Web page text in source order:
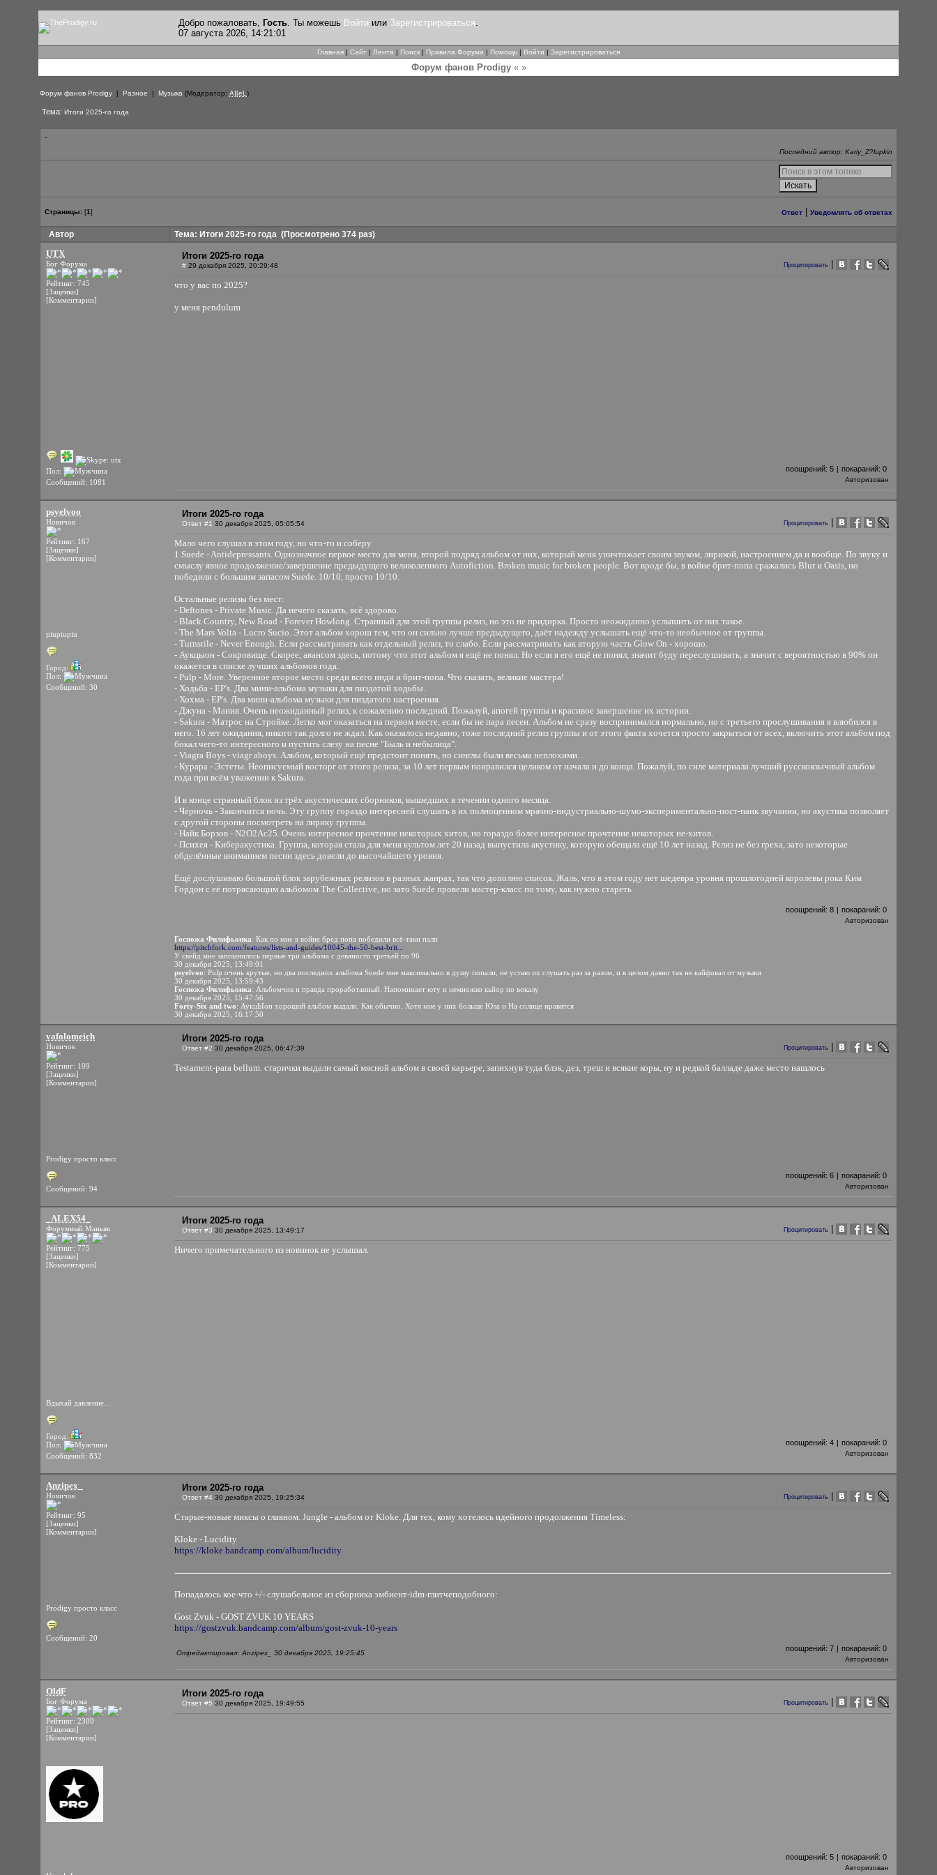
Добро пожаловать, Гость. Ты можешь Войти или Зарегистрироваться.
07 августа 2026, 14:21:01
Главная | Сайт | Лента | Поиск | Правила Форума | Помощь | Войти | Зарегистрироваться
Форум фанов Prodigy« »
Форум фанов Prodigy | Разное | Музыка (Модератор: A][eL )
Тема: Итоги 2025-го года
-
Последний автор: Kariy_Z?lupkin
Страницы: [1] Ответ Уведомлять об ответах
Автор Тема: Итоги 2025-го года (Просмотрено 374 раз)
UTX
Бог Форума
Рейтинг: 745
[Заценки]
[Комментарии]
Пол:
Сообщений: 1081
Итоги 2025-го года
# 29 декабря 2025, 20:29:48 Процитировать
что у вас по 2025?
у меня pendulum
поощрений: 5 | покараний: 0
Авторизован
psyelvoo
Новичок
Рейтинг: 167
[Заценки]
[Комментарии]
piupiupiu
Город:
Пол:
Сообщений: 30
Итоги 2025-го года
Ответ #1 30 декабря 2025, 05:05:54 Процитировать
Мало чего слушал в этом году, но что-то и соберу
1.Suede - Antidepressants. Однозначное первое место для меня, второй подряд альбом от них, который меня уничтожает своим звуком, лирикой, настроением да и вообще. По звуку и
смыслу явное продолжение/завершение предыдущего великолепного Autofiction. Broken music for broken people. Вот вроде бы, в войне брит-попа сражались Blur и Oasis, но
победили с большим запасом Suede. 10/10, просто 10/10.
Остальные релизы без мест:
- Deftones - Private Music. Да нечего сказать, всё здорово.
- Black Country, New Road - Forever Howlong. Странный для этой группы релиз, но это не придирка. Просто неожиданно услышить от них такое.
- The Mars Volta - Lucro Sucio. Этот альбом хорош тем, что он сильно лучше предыдущего, даёт надежду услышать ещё что-то необычное от группы.
- Turnstile - Never Enough. Если рассматривать как отдельный релиз, то слабо. Если рассматривать как вторую часть Glow On - хорошо.
- Аукцыон - Сокровище. Скорее, авансом здесь, потому что этот альбом я ещё не понял. Но если я его ещё не понял, значит буду переслушивать, а значит с вероятностью в 90% он
окажется в списке лучших альбомов года.
- Pulp - More. Уверенное второе место среди всего инди и брит-попа. Что сказать, великие мастера!
- Ходьба - EP's. Два мини-альбома музыки для пиздатой ходьбы.
- Хохма - EP's. Два мини-альбома музыки для пиздатого настроения.
- Джуна - Мания. Очень неожиданный релиз, к сожалению последний. Пожалуй, апогей группы и красивое завершение их истории.
- Sakura - Матрос на Стройке. Легко мог оказаться на первом месте, если бы не пара песен. Альбом не сразу воспринимался нормально, но с третьего прослушивания я влюбился в
него. 16 лет ожидания, никого так долго не ждал. Как оказалось недавно, тоже последний релиз группы и от этого факта хочется просто закрыться от всех, включить этот альбом под
бокал чего-то интересного и пустить слезу на песне "Быль и небылица".
- Viagra Boys - viagr aboys. Альбом, который ещё предстоит понять, но синглы были весьма неплохими.
- Курара - Эстеты. Неописуемый восторг от этого релиза, за 10 лет первым понравился целиком от начала и до конца. Пожалуй, по силе материала лучший русскоязычный альбом
года при всём уважении к Sakura.
И в конце странный блок из трёх акустических сборников, вышедших в течении одного месяца:
- Черночь - Закончится ночь. Эту группу гораздо интересней слушать в их полноценном мрачно-индустриально-шумо-экспериментально-пост-панк звучании, но акустика позволяет
с другой стороны посмотреть на лирику группы.
- Найк Борзов - N2O2Ac25. Очень интересное прочтение некоторых хитов, но гораздо более интересное прочтение некоторых не-хитов.
- Психея - Киберакустика. Группа, которая стала для меня культом лет 20 назад выпустила акустику, которую обещала ещё 10 лет назад. Релиз не без греха, зато некоторые
обделённые вниманием песни здесь довели до высочайшего уровня.
Ещё дослушиваю большой блок зарубежных релизов в разных жанрах, так что дополню список. Жаль, что в этом году нет шедевра уровня прошлогодней королевы рока Ким
Гордон с её потрясающим альбомом The Collective, но зато Suede провели мастер-класс по тому, как нужно стареть
поощрений: 8 | покараний: 0
Авторизован
Госпожа Филифьонка: Как по мне в войне бред попа победили всё-таки палп
https://pitchfork.com/features/lists-and-guides/10045-the-50-best-brit...
У свейд мне запомнились первые три альбома с девяносто третьей по 96
30 декабря 2025, 13:49:01
psyelvoo: Pulp очень крутые, но два последних альбома Suede мне максимально в душу попали, не устаю их слушать раз за разом, и в целом давно так не кайфовал от музыки
30 декабря 2025, 13:59:43
Госпожа Филифьонка: Альбомчик и правда проработанный. Напоминает юту и немножко кьйор по вокалу
30 декабря 2025, 15:47:56
Forty-Six and two: АукцЫон хороший альбом выдали. Как обычно. Хотя мне у них больше Юла и На солнце нравятся
30 декабря 2025, 16:17:50
vafolomeich
Новичок
Рейтинг: 109
[Заценки]
[Комментарии]
Prodigy просто класс
Сообщений: 94
Итоги 2025-го года
Ответ #2 30 декабря 2025, 06:47:39 Процитировать
Testament-para bellum. старички выдали самый мясной альбом в своей карьере, запихнув туда блэк, дез, треш и всякие коры, ну и редкой балладе даже место нашлось
поощрений: 6 | покараний: 0
Авторизован
_ALEX54_
Форумный Маньяк
Рейтинг: 775
[Заценки]
[Комментарии]
Вдыхай давление...
Город:
Пол:
Сообщений: 832
Итоги 2025-го года
Ответ #3 30 декабря 2025, 13:49:17 Процитировать
Ничего примечательного из новинок не услышал.
поощрений: 4 | покараний: 0
Авторизован
Anzipex_
Новичок
Рейтинг: 95
[Заценки]
[Комментарии]
Prodigy просто класс
Сообщений: 20
Итоги 2025-го года
Ответ #4 30 декабря 2025, 19:25:34 Процитировать
Старые‑новые миксы о главном. Jungle - альбом от Kloke. Для тех, кому хотелось идейного продолжения Timeless:
Kloke - Lucidity
https://kloke.bandcamp.com/album/lucidity
Попадалось кое-что +/- слушабельное из сборника эмбиент-idm-глитчеподобного:
Gost Zvuk - GOST ZVUK 10 YEARS
https://gostzvuk.bandcamp.com/album/gost-zvuk-10-years
Отредактировал: Anzipex_ 30 декабря 2025, 19:25:45
поощрений: 7 | покараний: 0
Авторизован
OldF
Бог Форума
Рейтинг: 2309
[Заценки]
[Комментарии]
Итоги 2025-го года
Ответ #5 30 декабря 2025, 19:49:55 Процитировать
поощрений: 5 | покараний: 0
Авторизован